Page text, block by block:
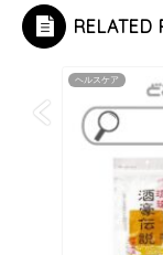
RELATED
ヘルスケア